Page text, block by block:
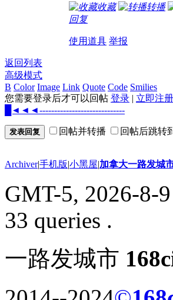
收藏 转播
回复
使用道具 举报
返回列表
高级模式
B Color Image Link Quote Code Smilies
您需要登录后才可以回帖 登录 | 立即注
█◄◄◄-----------------------------
发表回复 回帖并转播 回帖后跳转
Archiver|手机版|小黑屋|加拿大一路发城
GMT-5, 2026-8-
33 queries .
一路发城市